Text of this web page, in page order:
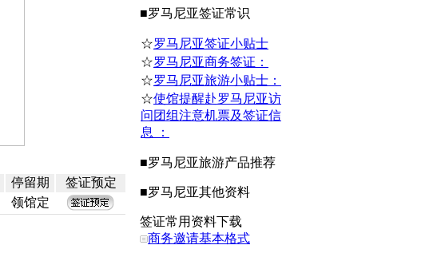
停留期
签证预定
领馆定
■罗马尼亚签证常识
☆罗马尼亚签证小贴士
☆罗马尼亚商务签证：
☆罗马尼亚旅游小贴士：
☆使馆提醒赴罗马尼亚访
问团组注意机票及签证信
息 ：
■罗马尼亚旅游产品推荐
■罗马尼亚其他资料
签证常用资料下载
商务邀请基本格式